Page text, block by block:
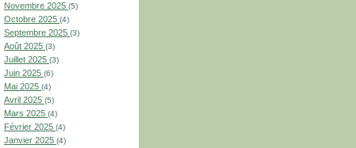
Novembre 2025 (5)
Octobre 2025 (4)
Septembre 2025 (3)
Août 2025 (3)
Juillet 2025 (3)
Juin 2025 (6)
Mai 2025 (4)
Avril 2025 (5)
Mars 2025 (4)
Février 2025 (4)
Janvier 2025 (4)